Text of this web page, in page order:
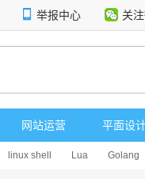
举报中心 关
网站运营 平面设
linux shell Lua Golang